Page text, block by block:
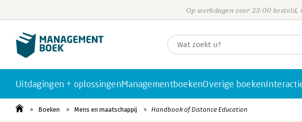
Op werkdagen voor 23:00
Uitdagingen + oplossingenManagementboekenOverige boeken
Boeken Mens en maatschappij Handbook of Distance Education